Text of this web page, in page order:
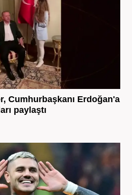
Cumhurbaşkanı Erdoğan'a
paylaştı